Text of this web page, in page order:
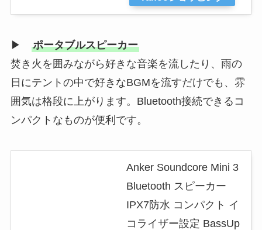
▶ ポータブルスピーカー
焚き火を囲みながら好きな音楽を流したり、雨の
日にテントの中で好きなBGMを流すだけでも、雰
囲気は格段に上がります。Bluetooth接続できるコ
ンパクトなものが便利です。
Anker Soundcore Mini 3
Bluetooth スピーカー
IPX7防水 コンパクト イ
コライザー設定 BassUp